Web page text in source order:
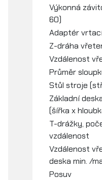
Výkonná
60)
Adaptér
Z-dráha
Vzdálenost
Průměr
Stůl stroje
Základní
(šířka x
T-drážky,
vzdálenost
Vzdálenost
deska min. /
Posuv